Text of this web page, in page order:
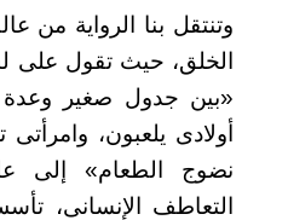
وتنتقل بنا الرواية من
الخلق، حيث تقول على
«بين جدول صغير
أولادى يلعبون،
نضوج الطعام» إلى
التعاطف الإنسانى،